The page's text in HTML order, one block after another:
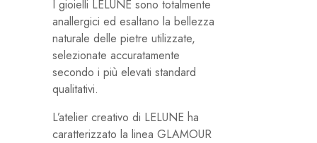
I gioielli LELUNE sono totalmente
anallergici ed esaltano la bellezza
naturale delle pietre utilizzate,
selezionate accuratamente
secondo i più elevati standard
qualitativi.
L’atelier creativo di LELUNE ha
caratterizzato la linea GLAMOUR